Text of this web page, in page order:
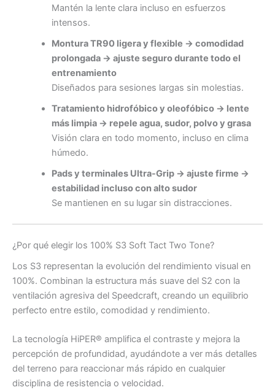
Mantén la lente clara incluso en esfuerzos
intensos.
Montura TR90 ligera y flexible → comodidad
prolongada → ajuste seguro durante todo el
entrenamiento
Diseñados para sesiones largas sin molestias.
Tratamiento hidrofóbico y oleofóbico → lente
más limpia → repele agua, sudor, polvo y grasa
Visión clara en todo momento, incluso en clima
húmedo.
Pads y terminales Ultra-Grip → ajuste firme →
estabilidad incluso con alto sudor
Se mantienen en su lugar sin distracciones.
¿Por qué elegir los 100% S3 Soft Tact Two Tone?
Los S3 representan la evolución del rendimiento visual en
100%. Combinan la estructura más suave del S2 con la
ventilación agresiva del Speedcraft, creando un equilibrio
perfecto entre estilo, comodidad y rendimiento.
La tecnología HiPER® amplifica el contraste y mejora la
percepción de profundidad, ayudándote a ver más detalles
del terreno para reaccionar más rápido en cualquier
disciplina de resistencia o velocidad.